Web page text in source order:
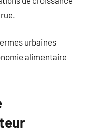
urbaines
alimentaire